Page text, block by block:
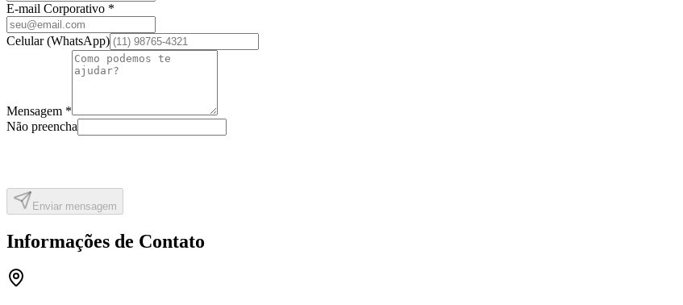
E-mail Corporativo *
Celular (WhatsApp)
Mensagem *
Não preencha
Enviar mensagem
Informações de Contato